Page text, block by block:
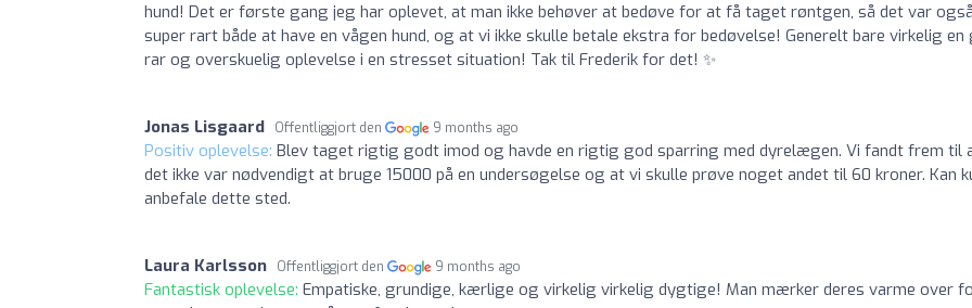
hund! Det er første gang jeg har oplevet, at man ikke behøver at bedøve for at få taget røntgen, så det var også
super rart både at have en vågen hund, og at vi ikke skulle betale ekstra for bedøvelse! Generelt bare virkelig en
rar og overskuelig oplevelse i en stresset situation! Tak til Frederik for det! ✨
Jonas Lisgaard Offentliggjort den 9 months ago
Positiv oplevelse: Blev taget rigtig godt imod og havde en rigtig god sparring med dyrelægen. Vi fandt frem til
det ikke var nødvendigt at bruge 15000 på en undersøgelse og at vi skulle prøve noget andet til 60 kroner. Kan
anbefale dette sted.
Laura Karlsson Offentliggjort den 9 months ago
Fantastisk oplevelse: Empatiske, grundige, kærlige og virkelig virkelig dygtige! Man mærker deres varme over